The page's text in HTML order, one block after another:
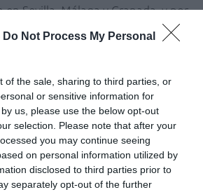
Do Not Process My Personal
of the sale, sharing to third parties, or
or sensitive information for
us, please use the below opt-out
selection. Please note that after your
you may continue seeing
on personal information utilized by
disclosed to third parties prior to
separately opt-out of the further
Sevilla, Málaga y Granada, y por
lejos de otras comunidades
que Andalucía es una de las
demanda, hecho que repercute en
dado que la relación entre
el principal factor que influye en el
al precio de las oficinas de